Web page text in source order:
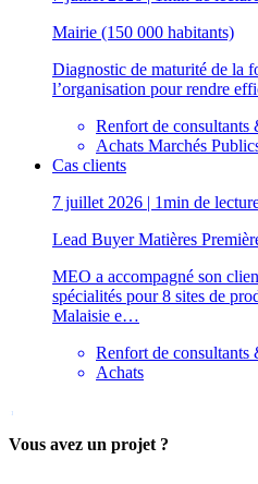
Mairie (150 000 habitants)
Diagnostic de maturité de la
l’organisation pour rendre
Renfort de consultants
Achats Marchés
Cas clients
7 juillet 2026 | 1min de
Lead Buyer Matières
MEO a accompagné son
spécialités pour 8 sites de
Malaisie e…
Renfort de consultants
Achats
Vous avez un projet ?